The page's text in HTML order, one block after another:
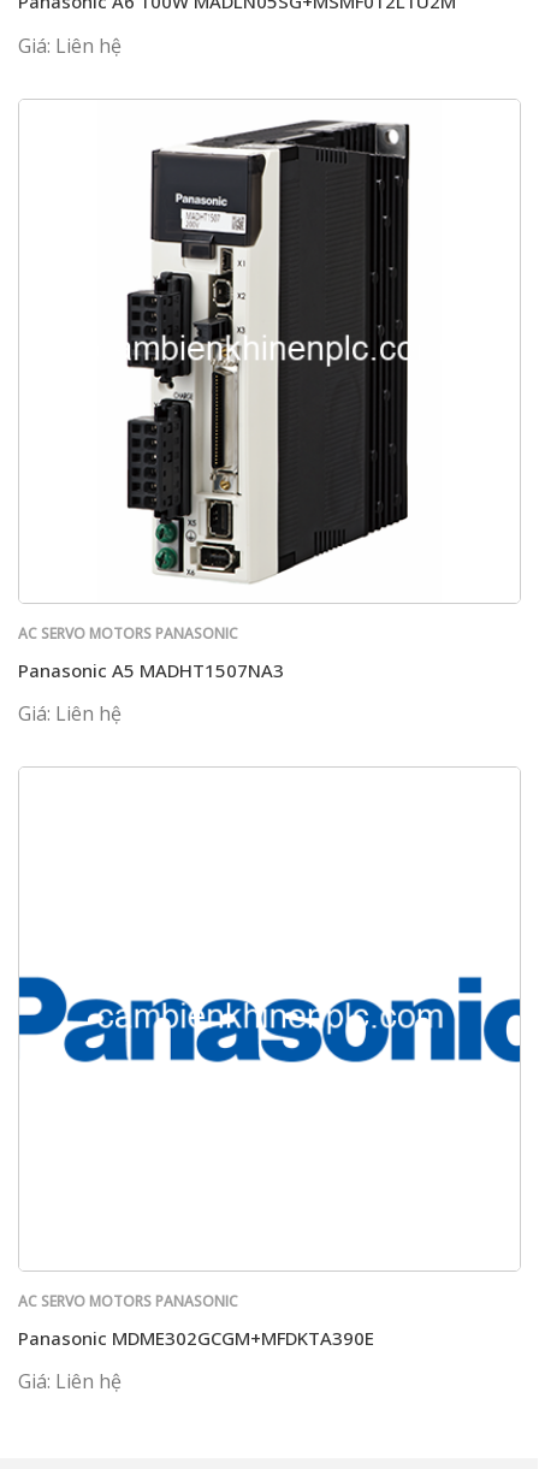
Giá: Liên hệ
AC SERVO MOTORS PANASONIC
Panasonic A5 MADHT1507NA3
Giá: Liên hệ
AC SERVO MOTORS PANASONIC
Panasonic MDME302GCGM+MFDKTA390E
Giá: Liên hệ